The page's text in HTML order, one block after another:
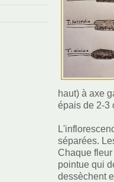
haut) à axe
épais de 2-3
séparées.
Chaque
pointue qui
dessèchent